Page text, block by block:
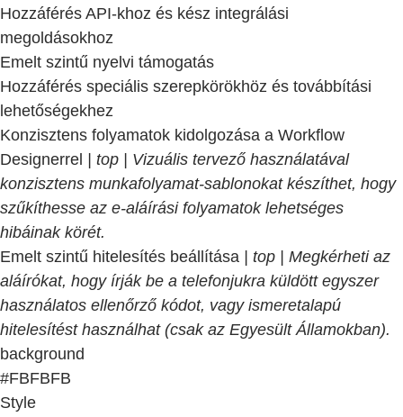
Hozzáférés API-khoz és kész integrálási
megoldásokhoz
Emelt szintű nyelvi támogatás
Hozzáférés speciális szerepkörökhöz és továbbítási
lehetőségekhez
Konzisztens folyamatok kidolgozása a Workflow
Designerrel
| top | Vizuális tervező használatával
konzisztens munkafolyamat-sablonokat készíthet, hogy
szűkíthesse az e-aláírási folyamatok lehetséges
hibáinak körét.
Emelt szintű hitelesítés beállítása
| top | Megkérheti az
aláírókat, hogy írják be a telefonjukra küldött egyszer
használatos ellenőrző kódot, vagy ismeretalapú
hitelesítést használhat (csak az Egyesült Államokban).
background
#FBFBFB
Style